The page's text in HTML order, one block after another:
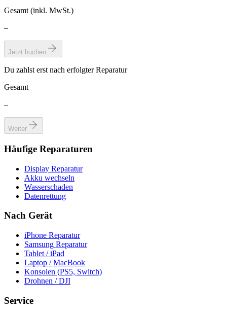
Gesamt (inkl. MwSt.)
–
Jetzt buchen
Du zahlst erst nach erfolgter Reparatur
Gesamt
–
Weiter
Häufige Reparaturen
Display Reparatur
Akku wechseln
Wasserschaden
Datenrettung
Nach Gerät
iPhone Reparatur
Samsung Reparatur
Tablet / iPad
Laptop / MacBook
Konsolen (PS5, Switch)
Drohnen / DJI
Service